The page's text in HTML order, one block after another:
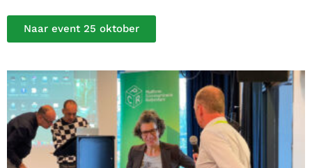
Naar event 25 oktober